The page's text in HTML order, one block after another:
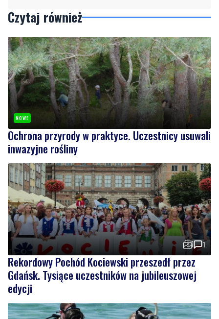
Czytaj również
NOWE
Ochrona przyrody w praktyce. Uczestnicy usuwali
inwazyjne rośliny
1
Rekordowy Pochód Kociewski przeszedł przez
Gdańsk. Tysiące uczestników na jubileuszowej
edycji